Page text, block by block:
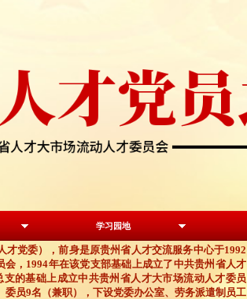
学习园地
才党委），前身是原贵州省人才交流服务中心于1992
会， 1994年在该党支部基础上成立了中共贵州省人才
支的基础上成立中共贵州省人才大市场流动人才委员
委员9名 （兼职） ，下设党委办公室、劳务派遣制 员工